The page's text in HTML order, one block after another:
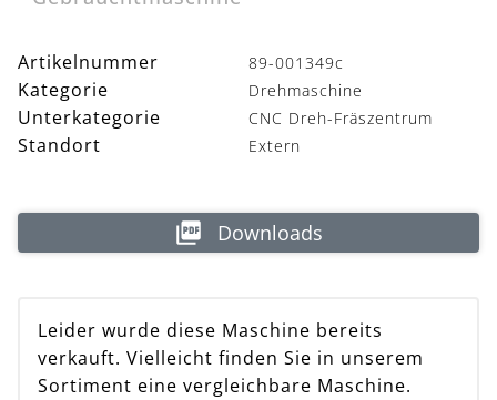
Artikelnummer 89-001349c
Kategorie Drehmaschine
Unterkategorie CNC Dreh-Fräszentrum
Standort Extern
Downloads
Leider wurde diese Maschine bereits
verkauft. Vielleicht finden Sie in unserem
Sortiment eine vergleichbare Maschine.